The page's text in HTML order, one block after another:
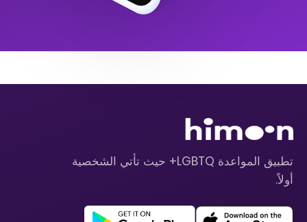
تطبيق المواعدة LGBTQ+ حيث تأتي الشخصية
أولاً.